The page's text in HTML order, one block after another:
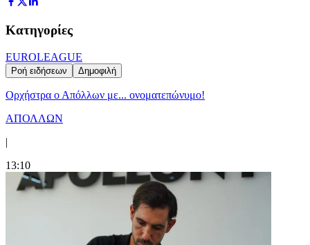
Κατηγορίες
EUROLEAGUE
Ροή ειδήσεων Δημοφιλή
Ορχήστρα o Aπόλλων με... ονοματεπώνυμο!
ΑΠΟΛΛΩΝ
|
13:10